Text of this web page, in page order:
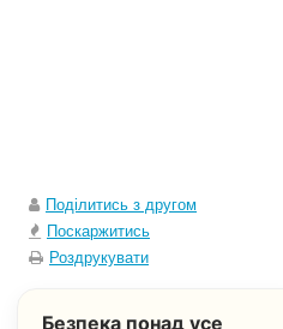
Поділитись з другом
Поскаржитись
Роздрукувати
Безпека понад усе